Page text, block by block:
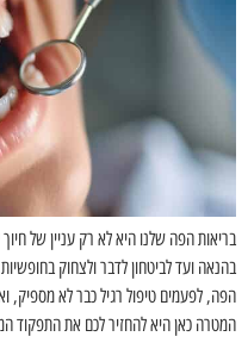
בריאות הפה שלנו היא לא רק עניין של
בהנאה ועד לביטחון לדבר ולצחוק
הפה, לפעמים טיפול רגיל כבר לא מספיק,
המטרה כאן היא להחזיר לכם את התפקוד